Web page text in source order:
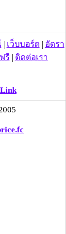
| เว็บบอร์ด
อัตรา
รี| ติดต่อเรา